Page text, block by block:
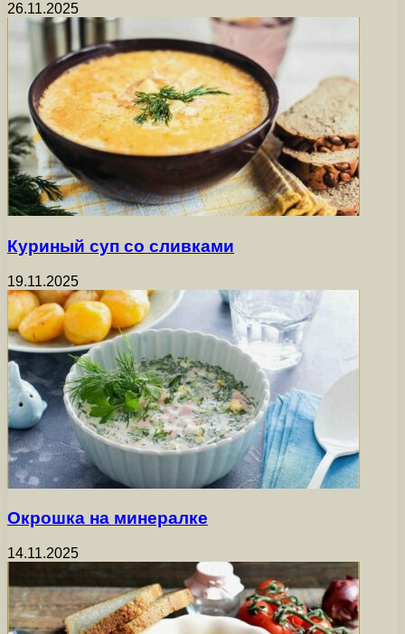
26.11.2025
Куриный суп со сливками
19.11.2025
Окрошка на минералке
14.11.2025